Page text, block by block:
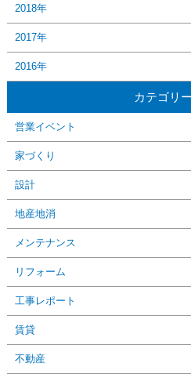
2018年
2017年
2016年
カテゴリ
営業イベント
家づくり
設計
地産地消
メンテナンス
リフォーム
工事レポート
賃貸
不動産